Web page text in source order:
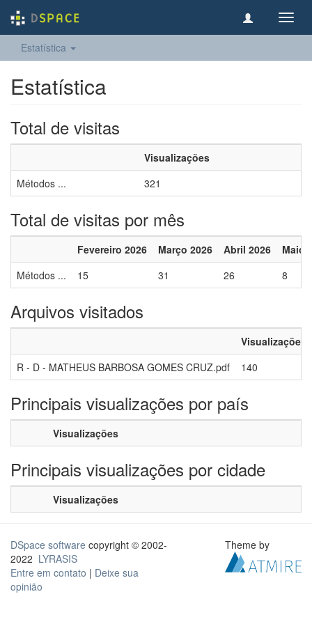
Estatística
Estatística
Total de visitas
Visualizações
Métodos ...
321
Total de visitas por mês
Fevereiro 2026 Março 2026 Abril 2026
Maio
Métodos ...
15 31 26 8
Arquivos visitados
Visualizações
R - D - MATHEUS BARBOSA GOMES CRUZ.pdf
140
Principais visualizações por país
Visualizações
Principais visualizações por cidade
Visualizações
DSpace software copyright © 2002-
2022 LYRASIS
Entre em contato | Deixe sua
opinião
Theme by